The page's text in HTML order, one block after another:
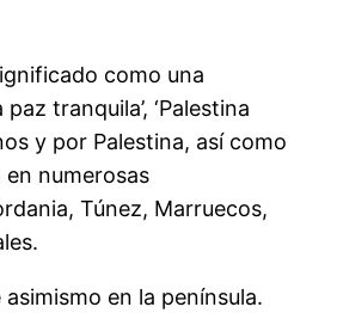
como una
tranquila’, ‘Palestina
y por Palestina, así como
numerosas
Túnez, Marruecos,
en la península.